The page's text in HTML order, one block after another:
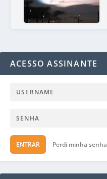
ACESSO ASSINANTE
ENTRAR Perdi minha senha